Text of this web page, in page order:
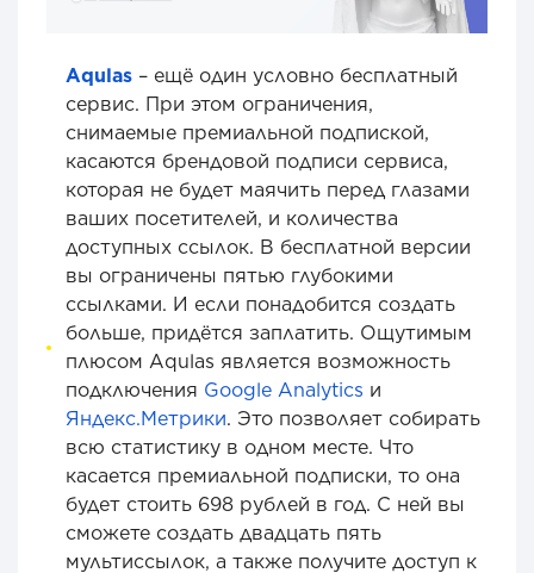
Aqulas – ещё один условно бесплатный
сервис. При этом ограничения,
снимаемые премиальной подпиской,
касаются брендовой подписи сервиса,
которая не будет маячить перед глазами
ваших посетителей, и количества
доступных ссылок. В бесплатной версии
вы ограничены пятью глубокими
ссылками. И если понадобится создать
больше, придётся заплатить. Ощутимым
плюсом Aqulas является возможность
подключения Google Analytics и
Яндекс.Метрики. Это позволяет собирать
всю статистику в одном месте. Что
касается премиальной подписки, то она
будет стоить 698 рублей в год. С ней вы
сможете создать двадцать пять
мультиссылок, а также получите доступ к